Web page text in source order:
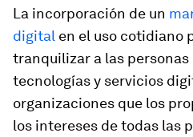
La incorporación de un
digital en el uso cotidiano
tranquilizar a las personas
tecnologías y servicios
organizaciones que los
los intereses de todas las